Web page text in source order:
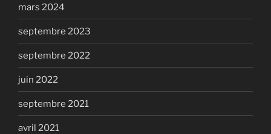
mars 2024
septembre 2023
septembre 2022
juin 2022
septembre 2021
avril 2021